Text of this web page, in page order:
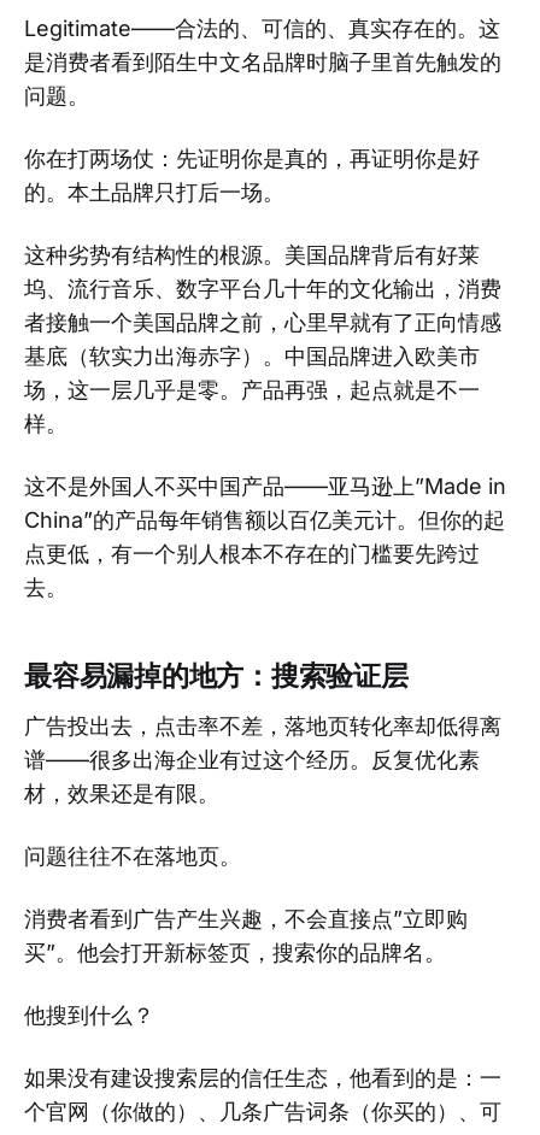
Legitimate——合法的、可信的、真实存在的。这
是消费者看到陌生中文名品牌时脑子里首先触发的
问题。
你在打两场仗：先证明你是真的，再证明你是好
的。本土品牌只打后一场。
这种劣势有结构性的根源。美国品牌背后有好莱
坞、流行音乐、数字平台几十年的文化输出，消费
者接触一个美国品牌之前，心里早就有了正向情感
基底（软实力出海赤字）。中国品牌进入欧美市
场，这一层几乎是零。产品再强，起点就是不一
样。
这不是外国人不买中国产品——亚马逊上”Made in
China”的产品每年销售额以百亿美元计。但你的起
点更低，有一个别人根本不存在的门槛要先跨过
去。
最容易漏掉的地方：搜索验证层
广告投出去，点击率不差，落地页转化率却低得离
谱——很多出海企业有过这个经历。反复优化素
材，效果还是有限。
问题往往不在落地页。
消费者看到广告产生兴趣，不会直接点”立即购
买”。他会打开新标签页，搜索你的品牌名。
他搜到什么？
如果没有建设搜索层的信任生态，他看到的是：一
个官网（你做的）、几条广告词条（你买的）、可